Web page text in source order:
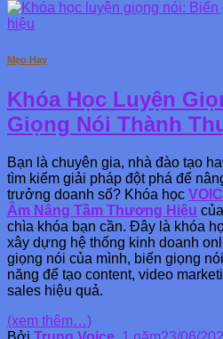
Mẹo Hay
Khóa Học Luyện
Giọng Nói Thành
Bạn là chuyên gia, nhà đào tạo
tìm kiếm giải pháp đột phá để
trưởng doanh số? Khóa học
Âm Nâng Tầm Thương Hiệu của
chìa khóa bạn cần. Đây là khóa
xây dựng hệ thống kinh doanh
giọng nói của mình, biến giọng
năng để tạo content, video
sales hiệu quả.
(xem thêm…)